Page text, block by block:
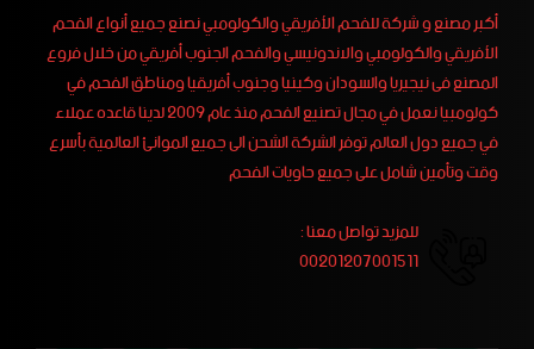
أكبر مصنع و شركة للفحم الأفريقي والكولومبي نصنع جميع أنواع الفحم
الأفريقي والكولومبي والاندونيسي والفحم الجنوب أفريقي من خلال فروع
المصنع فى نيجيريا والسودان وكينيا وجنوب أفريقيا ومناطق الفحم في
كولومبيا نعمل في مجال تصنيع الفحم منذ عام 2009 لدينا قاعده عملاء
في جميع دول العالم توفر الشركة الشحن الى جميع الموانئ العالمية بأسرع
وقت وتأمين شامل على جميع حاويات الفحم
للمزيد تواصل معنا :
00201207001511